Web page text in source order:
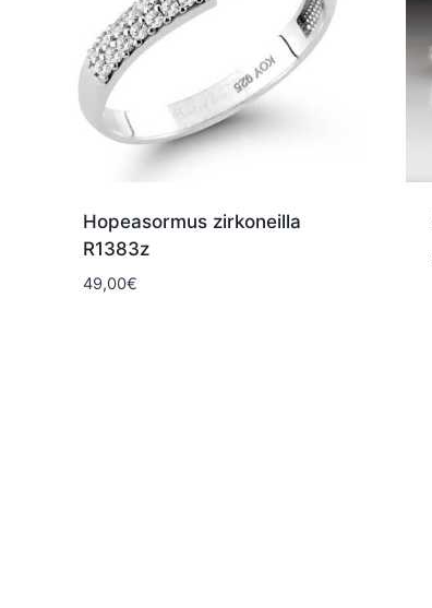
Hopeasormus zirkoneilla
R1383z
49,00€